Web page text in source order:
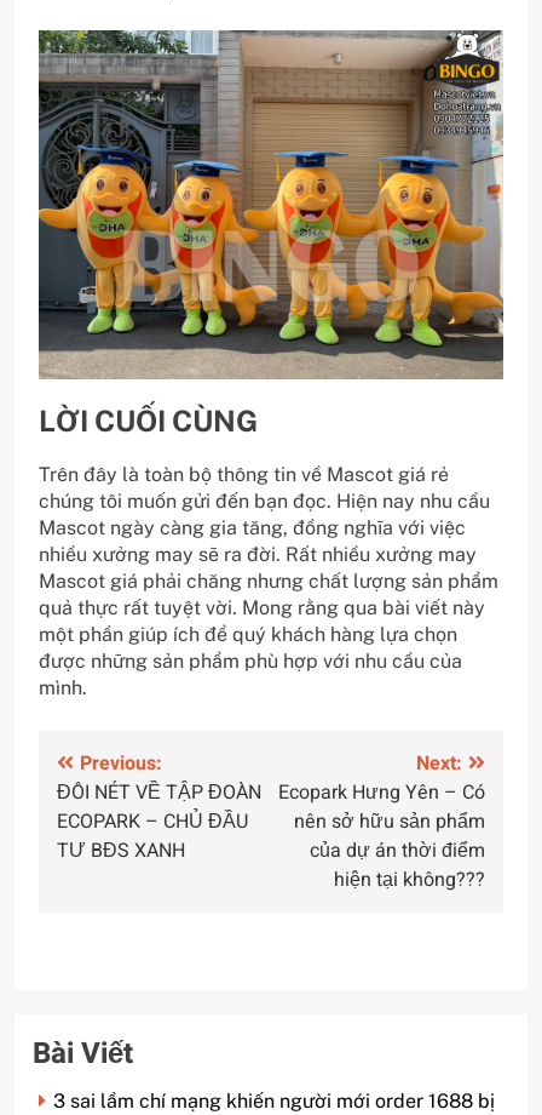
LỜI CUỐI CÙNG
Trên đây là toàn bộ thông tin về Mascot giá rẻ
chúng tôi muốn gửi đến bạn đọc. Hiện nay nhu cầu
Mascot ngày càng gia tăng, đồng nghĩa với việc
nhiều xưởng may sẽ ra đời. Rất nhiều xưởng may
Mascot giá phải chăng nhưng chất lượng sản phẩm
quả thực rất tuyệt vời. Mong rằng qua bài viết này
một phần giúp ích để quý khách hàng lựa chọn
được những sản phẩm phù hợp với nhu cầu của
mình.
Điều
hướng
bài
Previous:
ĐÔI NÉT VỀ TẬP ĐOÀN
ECOPARK – CHỦ ĐẦU
TƯ BĐS XANH
Next:
Ecopark Hưng Yên – Có
nên sở hữu sản phẩm
của dự án thời điểm
hiện tại không???
Bài Viết
3 sai lầm chí mạng khiến người mới order 1688 bị